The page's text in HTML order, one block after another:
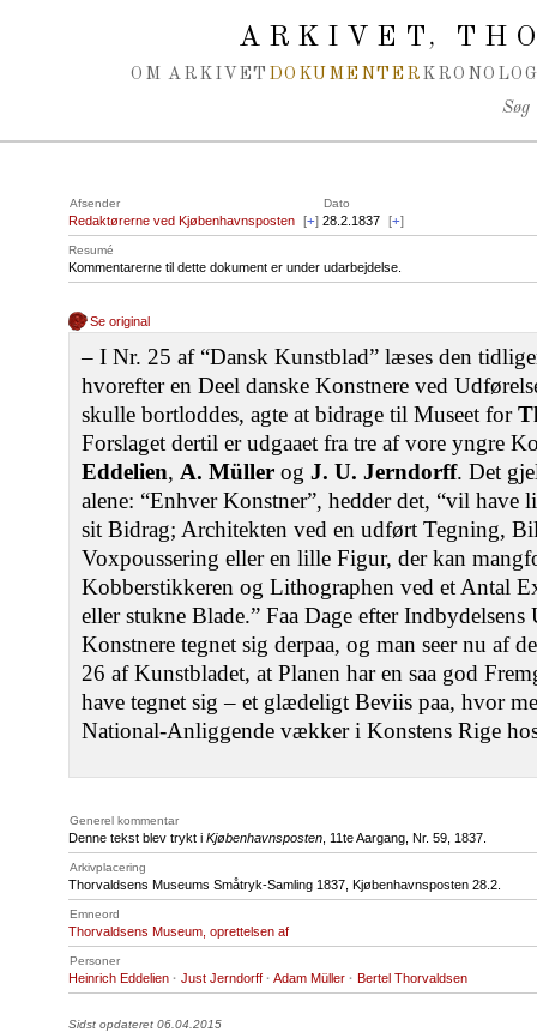
ARKIVET,
OM ARKIVET DOKUMENTER
Søg
Afsender Dato
Redaktørerne ved Kjøbenhavnsposten [+] 28.2.1837 [+]
Resumé
Kommentarerne til dette dokument er under udarbejdelse.
Se original
– I Nr. 25 af “Dansk Kunstblad” læses den
hvorefter en Deel danske Konstnere ved
skulle bortloddes, agte at bidrage til Museet for
Forslaget dertil er udgaaet fra tre af vore yngre
Eddelien, A. Müller og J. U. Jerndorff. Det
alene: “Enhver Konstner”, hedder det, “vil have
sit Bidrag; Architekten ved en udført Tegning,
Voxpoussering eller en lille Figur, der kan
Kobberstikkeren og Lithographen ved et Antal
eller stukne Blade.” Faa Dage efter Indbydelsens
Konstnere tegnet sig derpaa, og man seer nu af
26 af Kunstbladet, at Planen har en saa god
have tegnet sig – et glædeligt Beviis paa, hvor
National-Anliggende vækker i Konstens Rige
Generel kommentar
Denne tekst blev trykt i Kjøbenhavnsposten , 11te Aargang, Nr. 59, 1837.
Arkivplacering
Thorvaldsens Museums Småtryk-Samling 1837, Kjøbenhavnsposten 28.2.
Emneord
Thorvaldsens Museum, oprettelsen af
Personer
Heinrich Eddelien · Just Jerndorff · Adam Müller · Bertel Thorvaldsen
Sidst opdateret 06.04.2015